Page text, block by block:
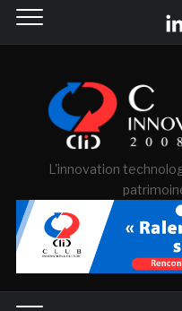
L'innovation